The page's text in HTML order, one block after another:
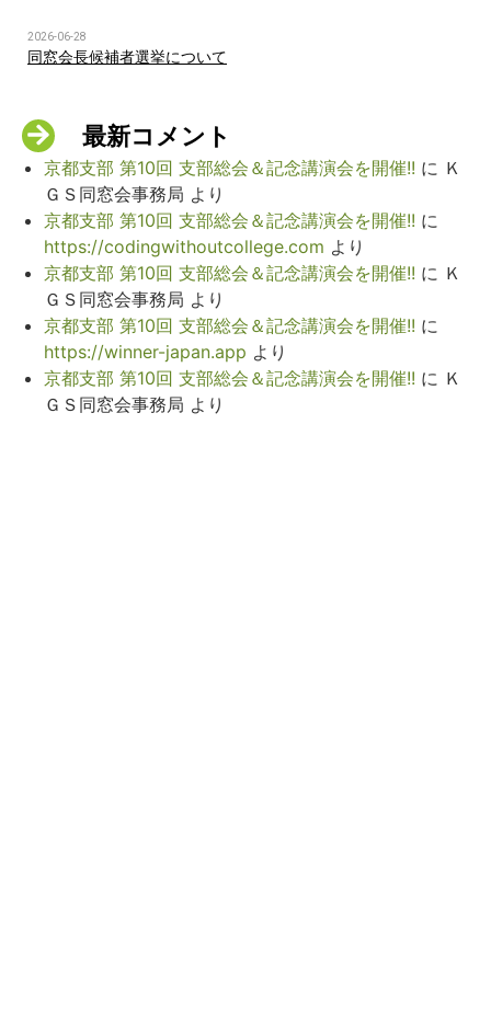
2026-06-28
同窓会長候補者選挙について
最新コメント
京都支部 第10回 支部総会＆記念講演会を開催!! に Ｋ
ＧＳ同窓会事務局 より
京都支部 第10回 支部総会＆記念講演会を開催!! に
https://codingwithoutcollege.com より
京都支部 第10回 支部総会＆記念講演会を開催!! に Ｋ
ＧＳ同窓会事務局 より
京都支部 第10回 支部総会＆記念講演会を開催!! に
https://winner-japan.app より
京都支部 第10回 支部総会＆記念講演会を開催!! に Ｋ
ＧＳ同窓会事務局 より